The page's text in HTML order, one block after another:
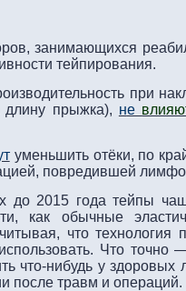
занимающихся
тейпирования.
при
прыжка), не
уменьшить отёки, по
повредившей
до 2015 года тейпы
как обычные
что
Что точно
что-нибудь у
после травм и операций.